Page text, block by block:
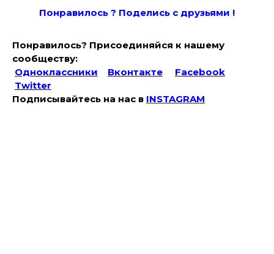
Понравилось ? Поделись с друзьями !
Понравилось? Присоединяйся к нашему
сообществу:
Одноклассники
Вконтакте
Facebook
Twitter
Подписывайтесь на наc в INSTAGRAM